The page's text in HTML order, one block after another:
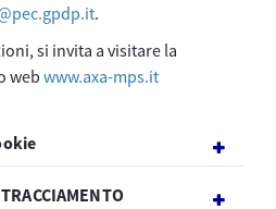
.
si invita a visitare la
web www.axa-mps.it